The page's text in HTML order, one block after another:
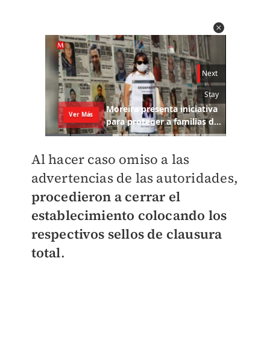
Al hacer caso omiso a las
advertencias de las autoridades,
procedieron a cerrar el
establecimiento colocando los
respectivos sellos de clausura
total.